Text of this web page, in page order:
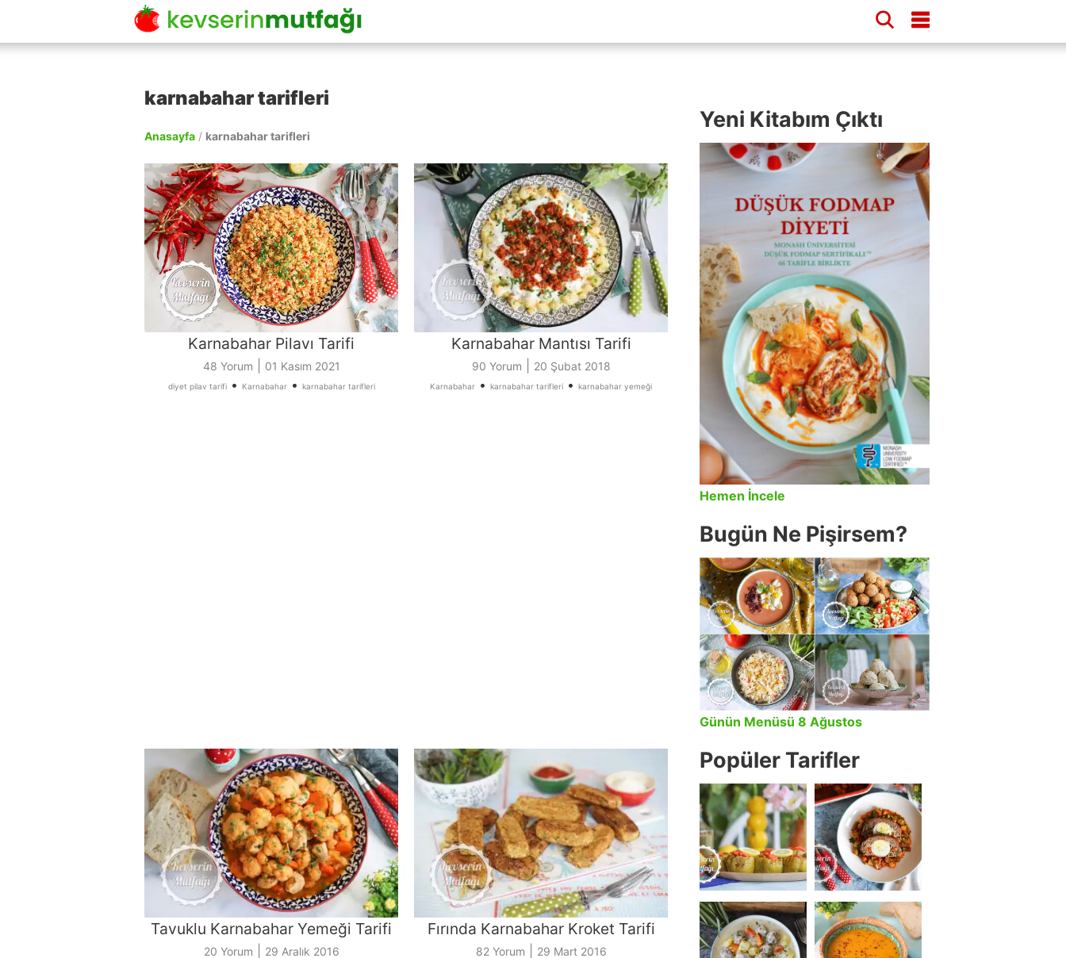
karnabahar tarifleri
Anasayfa / karnabahar tarifleri
Karnabahar Pilavı Tarifi
48 Yorum 01 Kasım 2021
diyet pilav tarifi• Karnabahar• karnabahar tarifleri
Karnabahar Mantısı Tarifi
90 Yorum 20 Şubat 2018
Karnabahar • karnabahar tarifleri • karnabahar yemeği
Tavuklu Karnabahar Yemeği Tarifi
20 Yorum 29 Aralık 2016
Fırında Karnabahar Kroket Tarifi
82 Yorum 29 Mart 2016
Yeni Kitabım Çıktı
Hemen İncele
Bugün Ne Pişirsem?
Günün Menüsü 8 Ağustos
Popüler Tarifler